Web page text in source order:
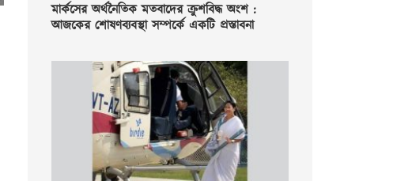
মার্কসের অর্থনৈতিক মতবাদের ক্রুশবিদ্ধ অংশ :
আজকের শোষণব্যবস্থা সম্পর্কে একটি প্রস্তাবনা